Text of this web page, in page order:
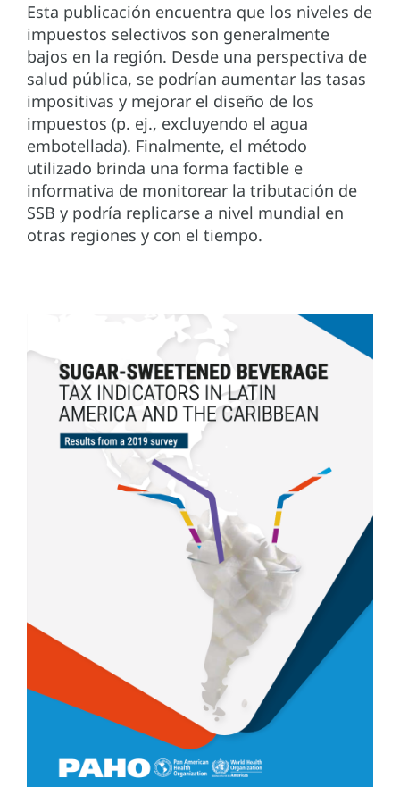
Esta publicación encuentra que los niveles de
impuestos selectivos son generalmente
bajos en la región. Desde una perspectiva de
salud pública, se podrían aumentar las tasas
impositivas y mejorar el diseño de los
impuestos (p. ej., excluyendo el agua
embotellada). Finalmente, el método
utilizado brinda una forma factible e
informativa de monitorear la tributación de
SSB y podría replicarse a nivel mundial en
otras regiones y con el tiempo.